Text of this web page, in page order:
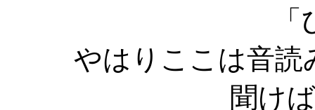
やはりここは音読
聞け